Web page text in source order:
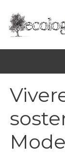
contenuto